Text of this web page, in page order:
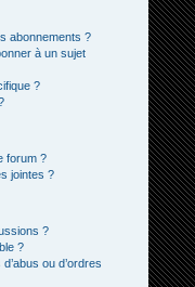
abonnements ?
à un sujet
?
forum ?
jointes ?
?
?
ou d’ordres